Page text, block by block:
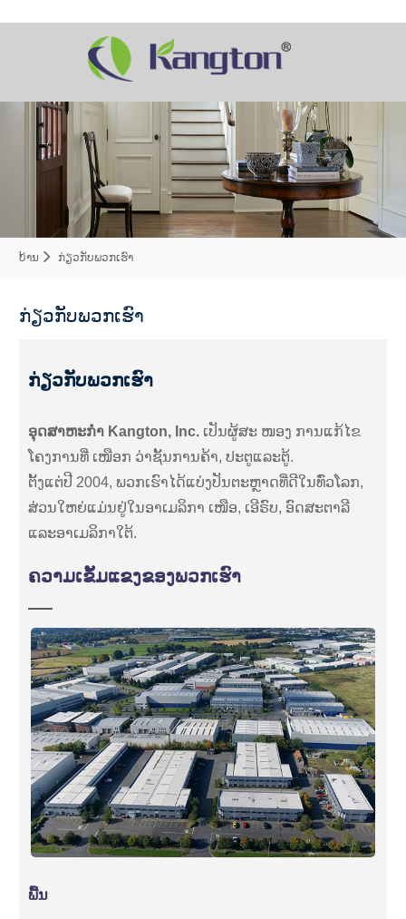
ບ້ານ ກ່ຽວ​ກັບ​ພວກ​ເຮົາ
ກ່ຽວ​ກັບ​ພວກ​ເຮົາ
ກ່ຽວ​ກັບ​ພວກ​ເຮົາ
ອຸດສາຫະກໍາ Kangton, Inc. ເປັນຜູ້ສະ ໜອງ ການແກ້ໄຂ
ໂຄງການທີ່ ເໜືອກ ວ່າຊັ້ນການຄ້າ, ປະຕູແລະຕູ້.
ຕັ້ງແຕ່ປີ 2004, ພວກເຮົາໄດ້ແບ່ງປັນຕະຫຼາດທີ່ດີໃນທົ່ວໂລກ,
ສ່ວນໃຫຍ່ແມ່ນຢູ່ໃນອາເມລິກາ ເໜືອ, ເອີຣົບ, ອົດສະຕາລີ
ແລະອາເມລິກາໃຕ້.
ຄວາມເຂັ້ມແຂງຂອງພວກເຮົາ
ພື້ນ